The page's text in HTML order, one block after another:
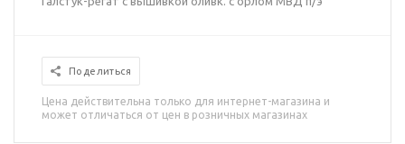
Поделиться
Цена действительна только для интернет-магазина и
может отличаться от цен в розничных магазинах